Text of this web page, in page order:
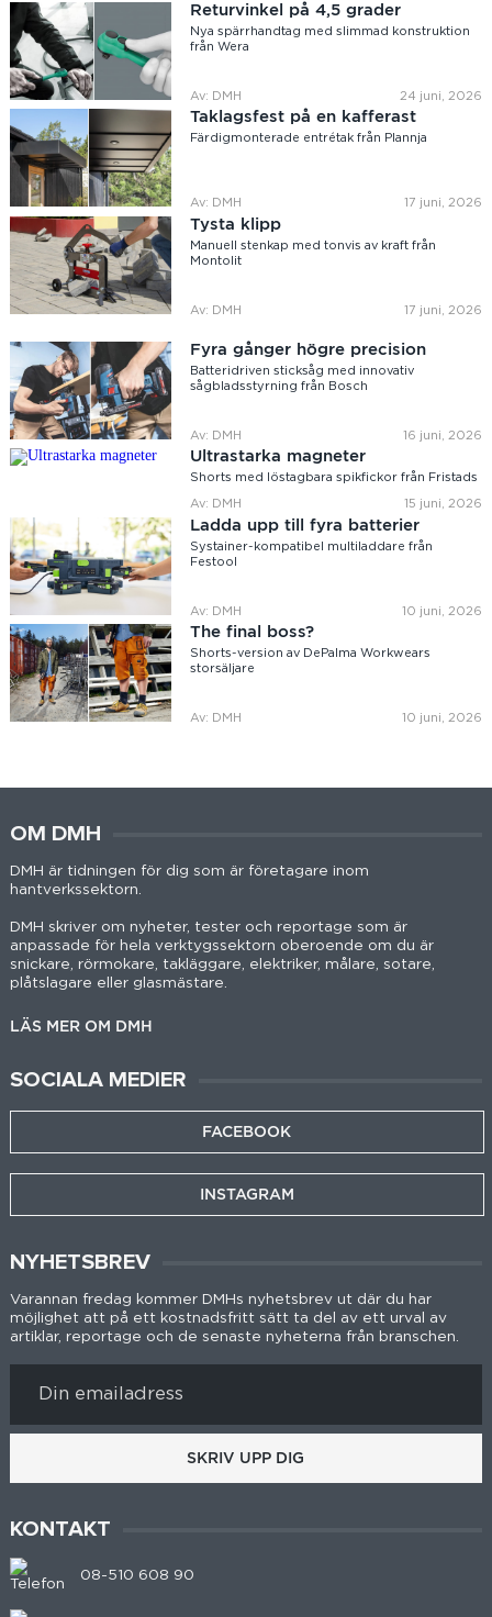
Returvinkel på 4,5 grader
Nya spärrhandtag med slimmad konstruktion
från Wera
Av: DMH 24 juni, 2026
Taklagsfest på en kafferast
Färdigmonterade entrétak från Plannja
Av: DMH 17 juni, 2026
Tysta klipp
Manuell stenkap med tonvis av kraft från
Montolit
Av: DMH 17 juni, 2026
Fyra gånger högre precision
Batteridriven sticksåg med innovativ
sågbladsstyrning från Bosch
Av: DMH 16 juni, 2026
Ultrastarka magneter
Shorts med löstagbara spikfickor från Fristads
Av: DMH 15 juni, 2026
Ladda upp till fyra batterier
Systainer-kompatibel multiladdare från
Festool
Av: DMH 10 juni, 2026
The final boss?
Shorts-version av DePalma Workwears
storsäljare
Av: DMH 10 juni, 2026
OM DMH
DMH är tidningen för dig som är företagare inom
hantverkssektorn.
DMH skriver om nyheter, tester och reportage som är
anpassade för hela verktygssektorn oberoende om du är
snickare, rörmokare, takläggare, elektriker, målare, sotare,
plåtslagare eller glasmästare.
LÄS MER OM DMH
SOCIALA MEDIER
FACEBOOK
INSTAGRAM
NYHETSBREV
Varannan fredag kommer DMHs nyhetsbrev ut där du har
möjlighet att på ett kostnadsfritt sätt ta del av ett urval av
artiklar, reportage och de senaste nyheterna från branschen.
SKRIV UPP DIG
KONTAKT
08-510 608 90